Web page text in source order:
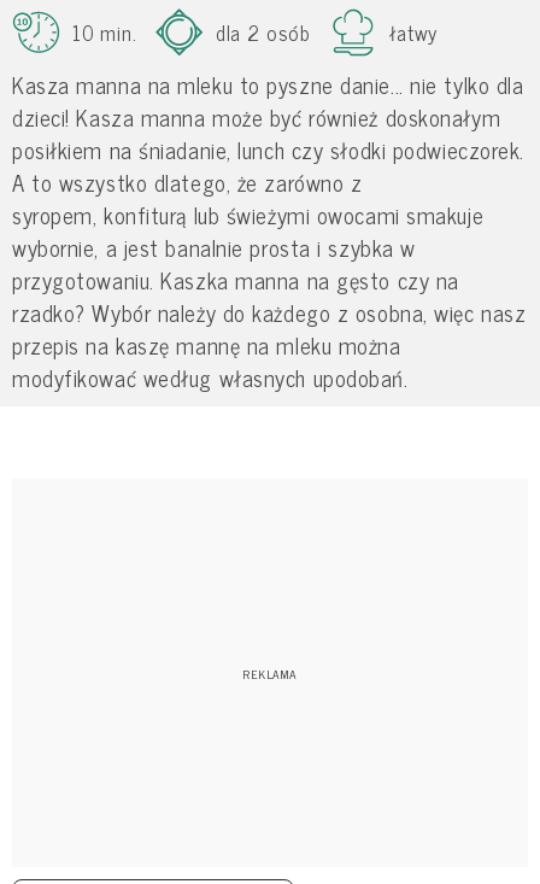
10 min.
dla 2 osób łatwy
Kasza manna na mleku to pyszne danie... nie tylko dla
dzieci! Kasza manna może być również doskonałym
posiłkiem na śniadanie, lunch czy słodki podwieczorek.
A to wszystko dlatego, że zarówno z
syropem, konfiturą lub świeżymi owocami smakuje
wybornie, a jest banalnie prosta i szybka w
przygotowaniu. Kaszka manna na gęsto czy na
rzadko? Wybór należy do każdego z osobna, więc nasz
przepis na kaszę mannę na mleku można
modyfikować według własnych upodobań.